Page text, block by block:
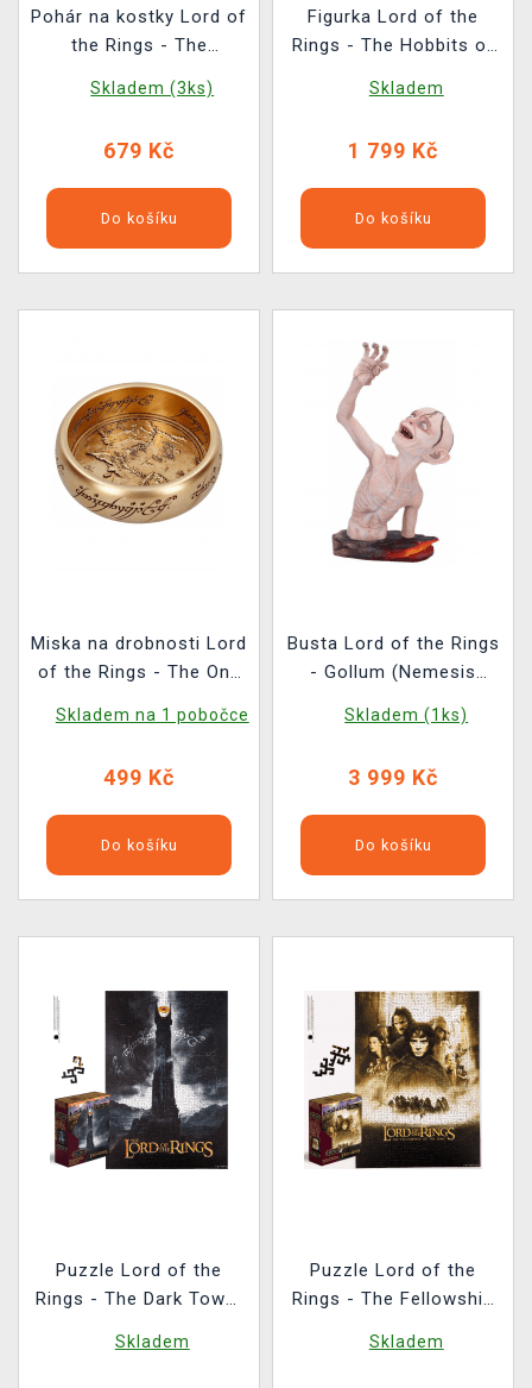
Pohár na kostky Lord of
the Rings - The
(kožený)
Skladem (3ks)
679 Kč
Do košíku
Figurka Lord of the
Rings - The Hobbits of
Now)
Skladem
1 799 Kč
Do košíku
Miska na drobnosti Lord
of the Rings - The One
Skladem na 1 pobočce
499 Kč
Do košíku
Busta Lord of the Rings
- Gollum (Nemesis
Skladem (1ks)
3 999 Kč
Do košíku
Puzzle Lord of the
Rings - The Dark Tower
Skladem
Puzzle Lord of the
Rings - The Fellowship
Skladem